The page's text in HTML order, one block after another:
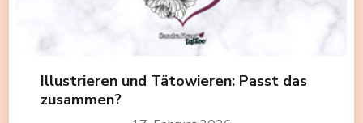
Illustrieren und Tätowieren: Passt das
zusammen?